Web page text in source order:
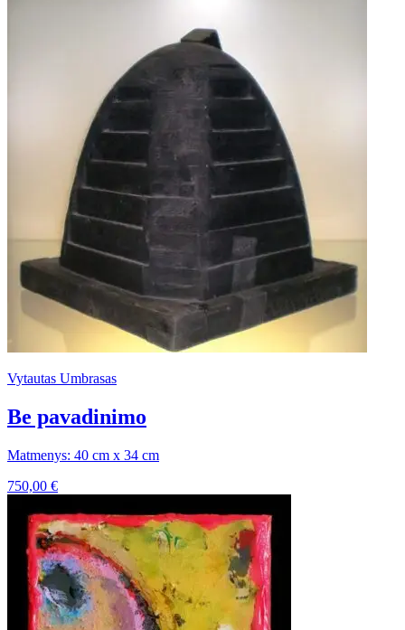
Vytautas Umbrasas
Be pavadinimo
Matmenys: 40 cm x 34 cm
750,00 €